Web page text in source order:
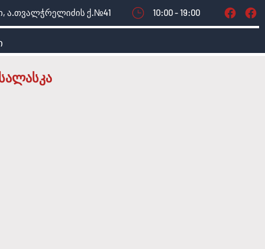
ა.თვალჭრელიძის ქ.№41 10:00 - 19:00